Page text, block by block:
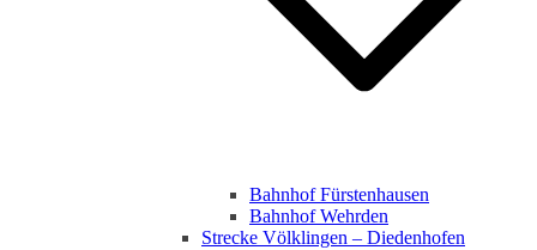
Bahnhof Fürstenhausen
Bahnhof Wehrden
Strecke Völklingen – Diedenhofen